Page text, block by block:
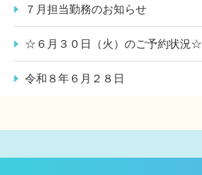
７月担当勤務のお知らせ
☆６月３０日（火）のご予約状況☆
令和８年６月２８日